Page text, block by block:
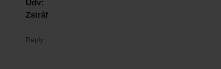
Üdv:
Zsiráf
Reply